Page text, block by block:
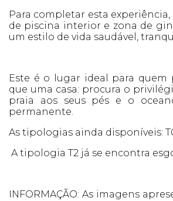
Para completar esta
de piscina interior e zona de
um estilo de vida saudável,
Este é o lugar ideal para quem
que uma casa: procura o
praia aos seus pés e o
permanente.
As tipologias ainda disponíveis: T0,
A tipologia T2 já se encontra
INFORMAÇÃO: As imagens